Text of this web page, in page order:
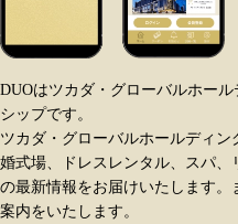
DUOはツカダ・グローバルホー
シップです。
ツカダ・グローバルホールディ
婚式場、ドレスレンタル、スパ
の最新情報をお届けいたします
案内をいたします。